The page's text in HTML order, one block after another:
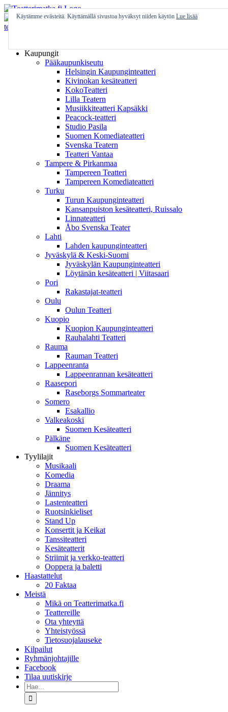
Skip
to
content
Kaupungit
Pääkaupunkiseutu
Helsingin Kaupunginteatteri
Kivinokan kesäteatteri
KokoTeatteri
Lilla Teatern
Musiikkiteatteri Kapsäkki
Peacock-teatteri
Studio Pasila
Suomen Komediateatteri
Svenska Teatern
Teatteri Vantaa
Tampere & Pirkanmaa
Tampereen Teatteri
Tampereen Komediateatteri
Turku
Turun Kaupunginteatteri
Kansanpuiston kesäteatteri, Ruissalo
Linnateatteri
Åbo Svenska Teater
Lahti
Lahden kaupunginteatteri
Jyväskylä & Keski-Suomi
Jyväskylän Kaupunginteatteri
Löytänän kesäteatteri | Viitasaari
Pori
Rakastajat-teatteri
Oulu
Oulun Teatteri
Kuopio
Kuopion Kaupunginteatteri
Rauhalahti Teatteri
Rauma
Rauman Teatteri
Lappeenranta
Lappeenrannan kesäteatteri
Raasepori
Raseborgs Sommarteater
Somero
Esakallio
Valkeakoski
Suomen Kesäteatteri
Pälkäne
Suomen Kesäteatteri
Tyylilajit
Musikaali
Komedia
Draama
Jännitys
Lastenteatteri
Ruotsinkieliset
Stand Up
Konsertit ja Keikat
Tanssiteatteri
Kesäteatterit
Striimit ja verkko-teatteri
Ooppera ja baletti
Haastattelut
20 Faktaa
Meistä
Mikä on Teatterimatka.fi
Teattereille
Ota yhteyttä
Yhteistyössä
Tietosuojalauseke
Kilpailut
Ryhmänjohtajille
Facebook
Tilaa uutiskirje
Etsi
...
Käytämme evästeitä. Käyttämällä sivustoa hyväksyt niiden käytön Lue lisää